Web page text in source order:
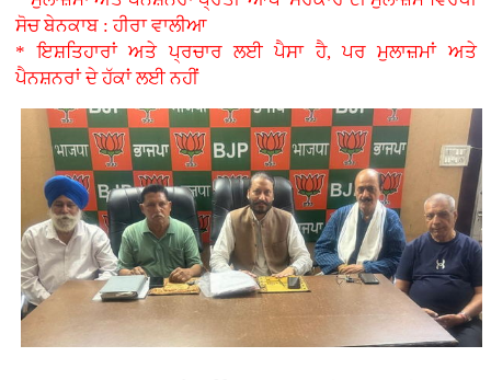
ਸੋਚ ਬੇਨਕਾਬ : ਹੀਰਾ ਵਾਲੀਆ
* ਇਸ਼ਤਿਹਾਰਾਂ ਅਤੇ ਪ੍ਰਚਾਰ ਲਈ ਪੈਸਾ ਹੈ, ਪਰ ਮੁਲਾਜ਼ਮਾਂ ਅਤੇ
ਪੈਨਸ਼ਨਰਾਂ ਦੇ ਹੱਕਾਂ ਲਈ ਨਹੀਂ